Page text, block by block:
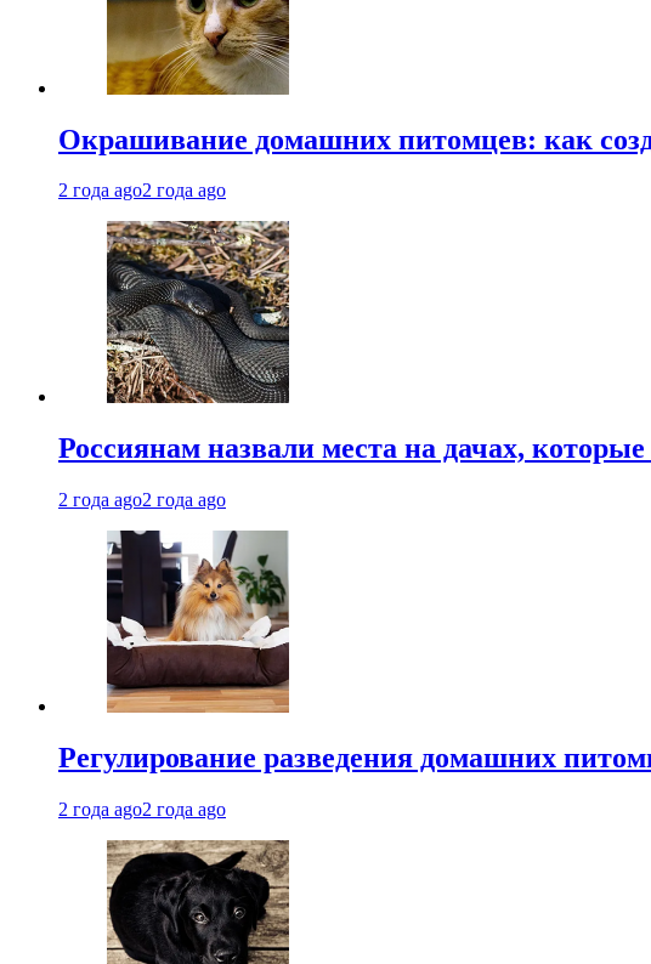
Окрашивание домашних питомцев: как
2 года ago2 года ago
Россиянам назвали места на дачах,
2 года ago2 года ago
Регулирование разведения домашних
2 года ago2 года ago